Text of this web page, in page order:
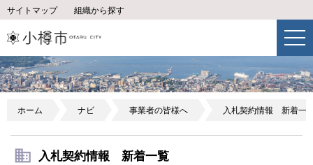
サイトマップ 組織から探す
ホーム ナビ 事業者の皆様へ 入札契約情報 新着一
入札契約情報 新着一覧